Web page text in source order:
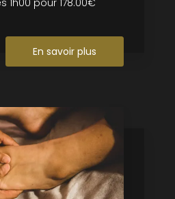
En savoir plus